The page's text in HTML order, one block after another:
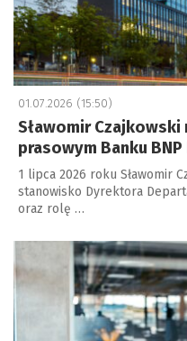
01.07.2026 (15:50)
Sławomir
prasowym Banku BNP
1 lipca 2026 roku Sławomir
stanowisko Dyrektora
oraz rolę …
a